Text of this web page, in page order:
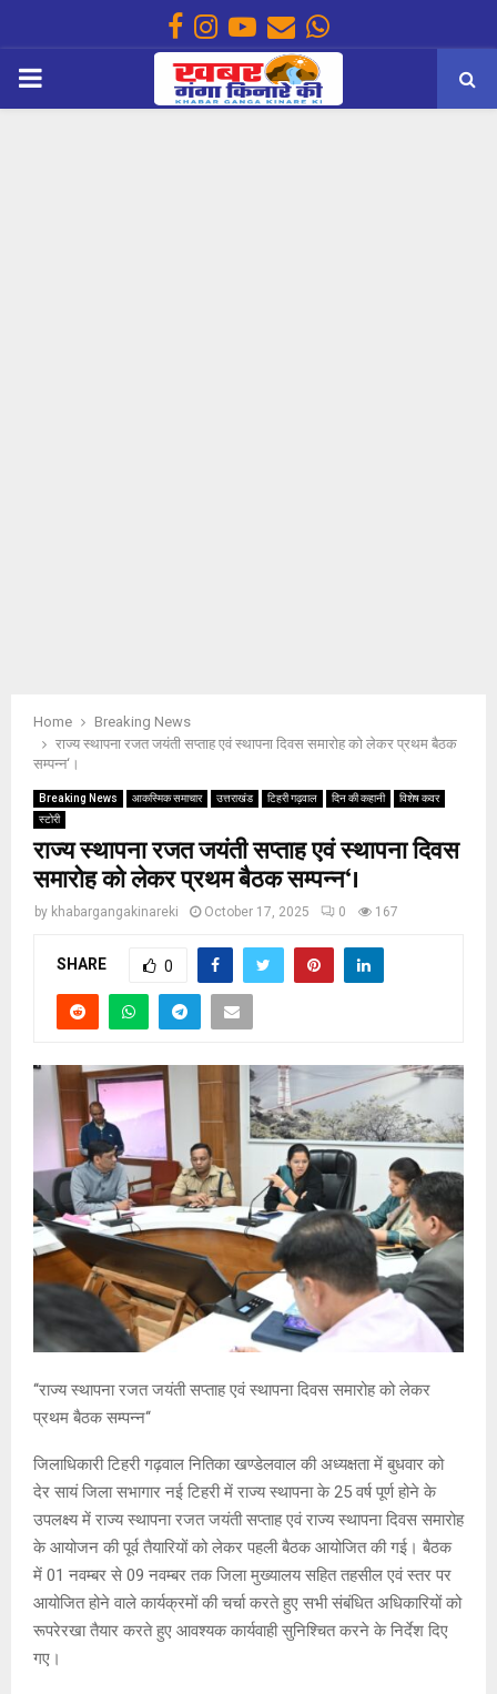
Facebook
Instagram
Youtube
EmailWhatsapp
PRIMARY
Home
Breaking News
राज्य स्थापना रजत जयंती सप्ताह एवं स्थापना दिवस समारोह को लेकर प्रथम बैठक
सम्पन्न‘।
Breaking News आकस्मिक समाचार उत्तराखंड टिहरी गढ़वाल दिन की कहानी
विशेष कवर
स्टोरी
राज्य स्थापना रजत जयंती सप्ताह एवं स्थापना दिवस
समारोह को लेकर प्रथम बैठक सम्पन्न‘।
by khabargangakinareki October 17, 2025 0 167
SHARE 0
‘‘राज्य स्थापना रजत जयंती सप्ताह एवं स्थापना दिवस समारोह को लेकर
प्रथम बैठक सम्पन्न‘‘
जिलाधिकारी टिहरी गढ़वाल नितिका खण्डेलवाल की अध्यक्षता में बुधवार को
देर सायं जिला सभागार नई टिहरी में राज्य स्थापना के 25 वर्ष पूर्ण होने के
उपलक्ष्य में राज्य स्थापना रजत जयंती सप्ताह एवं राज्य स्थापना दिवस समारोह
के आयोजन की पूर्व तैयारियों को लेकर पहली बैठक आयोजित की गई। बैठक
में 01 नवम्बर से 09 नवम्बर तक जिला मुख्यालय सहित तहसील एवं स्तर पर
आयोजित होने वाले कार्यक्रमों की चर्चा करते हुए सभी संबंधित अधिकारियों को
रूपरेरखा तैयार करते हुए आवश्यक कार्यवाही सुनिश्चित करने के निर्देश दिए
गए।